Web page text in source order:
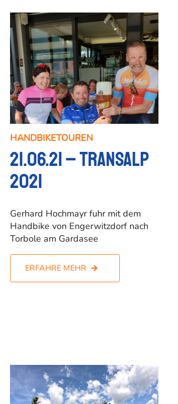
HANDBIKETOUREN
21.06.21 – Transalp
2021
Gerhard Hochmayr fuhr mit dem
Handbike von Engerwitzdorf nach
Torbole am Gardasee
ERFAHRE MEHR